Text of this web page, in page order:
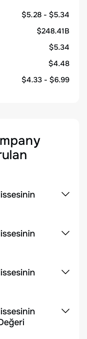
$5.28 - $5.34
$248.41B
$5.34
$4.48
$4.33 - $6.99